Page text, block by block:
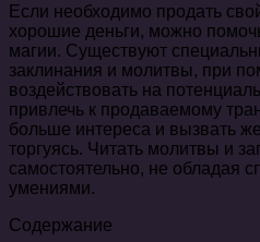
Если необходимо продать
хорошие деньги, можно
магии. Существуют
заклинания и молитвы, при
воздействовать на
привлечь к продаваемому
больше интереса и вызвать
торгуясь. Читать молитвы и
самостоятельно, не обладая
умениями.
Содержание